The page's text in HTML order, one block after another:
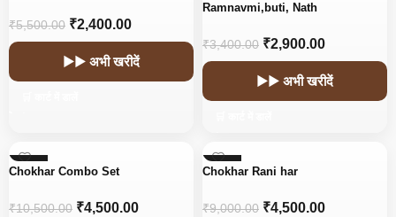
₹5,500.00 ₹2,400.00
▶▶ अभी खरीदें
Ramnavmi,buti, Nath
₹3,400.00 ₹2,900.00
▶▶ अभी खरीदें
-57%
Chokhar Combo Set
₹10,500.00 ₹4,500.00
-50%
Chokhar Rani har
₹9,000.00 ₹4,500.00